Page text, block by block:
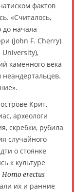
фактов
«Считалось,
до начала
(John F. Cherry)
University),
каменного века
Крит,
археологи
скребки, рубила
случайного
о стоянке
к культуре
Homo erectus
их и ранние